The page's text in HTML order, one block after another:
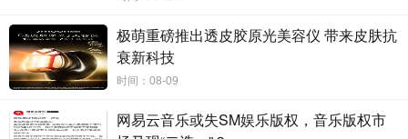
新生。本次合作，俏生元希望通过科研精探的方式，以食品
级原材料为用户制作出更加安全、更加适应国人肌肤状况的
护肤产品，并提升自身科研能力，提供更加安全、高效的养
极萌重磅推出透皮胶原光美容仪 带来皮肤抗
衰新科技
时间：08-09
网易云音乐或失SM娱乐版权，音乐版权市